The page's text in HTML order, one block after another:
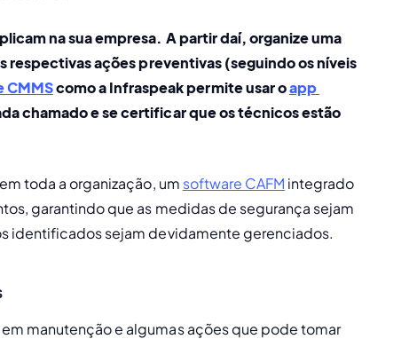
na sua empresa. A partir daí, organize uma
respectivas ações preventivas (seguindo os níveis
CMMS como a Infraspeak permite usar o app
chamado e se certificar que os técnicos estão
toda a organização, um software CAFM integrado
garantindo que as medidas de segurança sejam
identificados sejam devidamente gerenciados.
manutenção e algumas ações que pode tomar